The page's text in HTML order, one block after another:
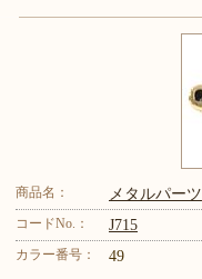
商品名： メタルパーツ
コードNo.： J715
カラー番号： 49